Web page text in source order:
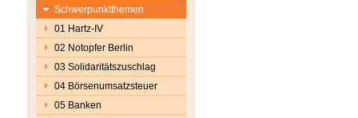
Schwerpunktthemen
01 Hartz-IV
02 Notopfer Berlin
03 Solidaritätszuschlag
04 Börsenumsatzsteuer
05 Banken